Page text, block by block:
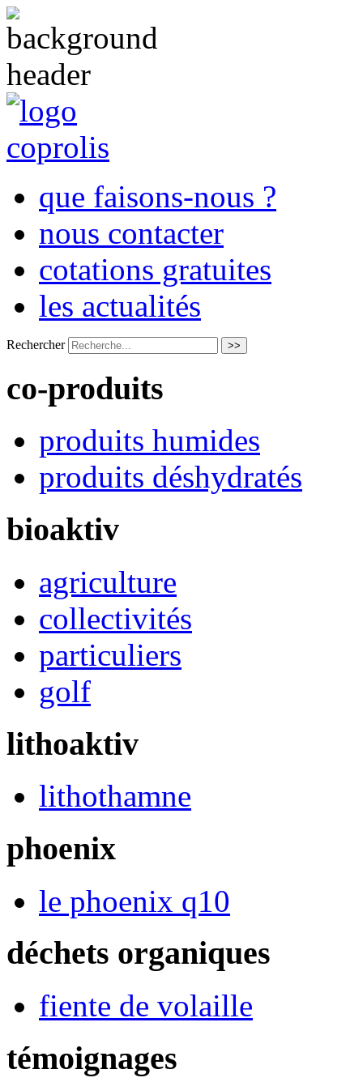
que faisons-nous ?
nous contacter
cotations gratuites
les actualités
Rechercher >>
co-produits
produits humides
produits déshydratés
bioaktiv
agriculture
collectivités
particuliers
golf
lithoaktiv
lithothamne
phoenix
le phoenix q10
déchets organiques
fiente de volaille
témoignages